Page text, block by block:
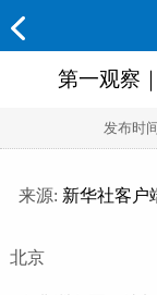
第一观察
发布时
来源: 新华社客户
北京